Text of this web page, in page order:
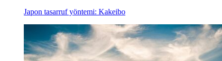
Japon tasarruf yöntemi: Kakeibo